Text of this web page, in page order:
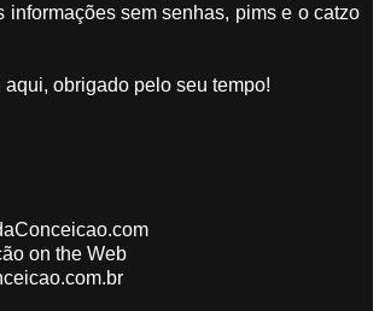
informações sem senhas, pims e o catzo
obrigado pelo seu tempo!
on the Web